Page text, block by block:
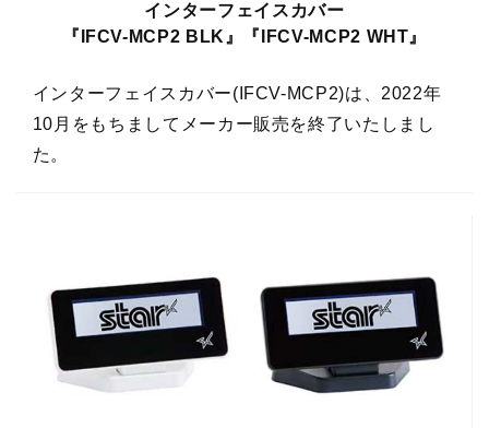
インターフェイスカバー
『IFCV-MCP2 BLK』『IFCV-MCP2 WHT』
インターフェイスカバー(IFCV-MCP2)は、2022年
10月をもちましてメーカー販売を終了いたしまし
た。